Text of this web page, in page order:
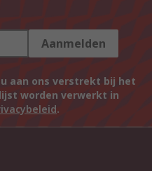
Aanmelden
aan ons verstrekt bij het
worden verwerkt in
.